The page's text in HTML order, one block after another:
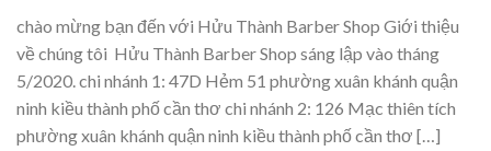
chào mừng bạn đến với Hửu Thành Barber Shop Giới thiệu
về chúng tôi Hửu Thành Barber Shop sáng lập vào tháng
5/2020. chi nhánh 1: 47D Hẻm 51 phường xuân khánh quận
ninh kiều thành phố cần thơ chi nhánh 2: 126 Mạc thiên tích
phường xuân khánh quận ninh kiều thành phố cần thơ […]